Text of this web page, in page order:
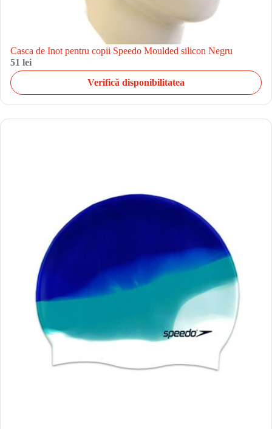
Casca de Inot pentru copii Speedo Moulded silicon Negru
51 lei
Verifică disponibilitatea